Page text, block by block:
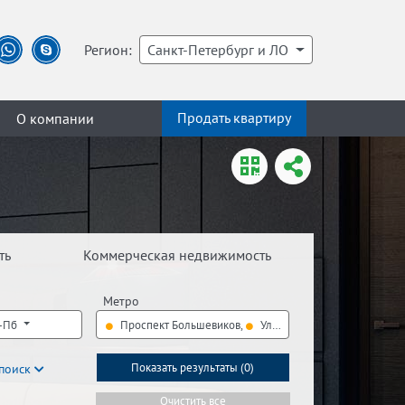
Регион: Санкт-Петербург и ЛО
О компании Продать квартиру
Коммерческая недвижимость
Пб
Метро
Проспект Большевиков, Улица Дыбенко
Показать результаты (0)
Очистить все